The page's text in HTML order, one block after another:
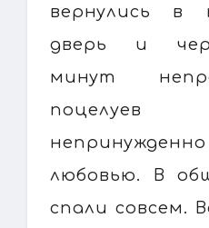
вернулись в
дверь и
минут
любовью. В
спали совсем.